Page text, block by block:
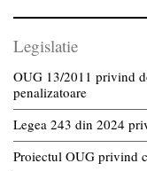
Legislatie
OUG 13/2011 privind
penalizatoare
Legea 243 din 2024
Proiectul OUG privind